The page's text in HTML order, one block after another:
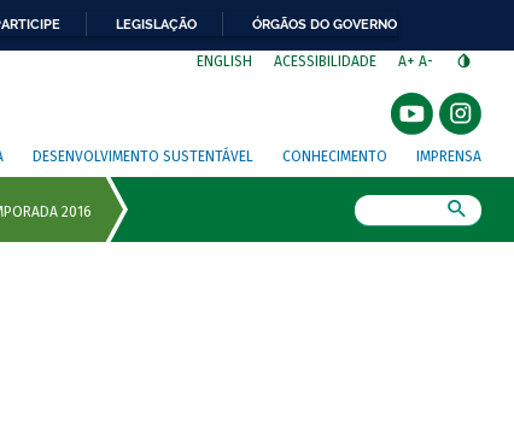
LEGISLAÇÃO ÓRGÃOS DO GOVERNO
ENGLISH ACESSIBILIDADE A+ A-
DESENVOLVIMENTO SUSTENTÁVEL CONHECIMENTO IMPRENSA